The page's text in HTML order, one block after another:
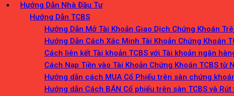
Hướng Dẫn Nhà Đầu Tư
Hướng Dẫn TCBS
Hướng Dẫn Mở Tài Khoản Giao Dịch Chứng Khoán
Hướng Dẫn Cách Xác Minh Tài Khoản Chứng Khoán
Cách liên kết Tài khoản TCBS với Tài khoản ngân
Cách Nạp Tiền vào Tài Khoản Chứng Khoán TCBS từ
Hướng dẫn cách MUA Cổ Phiếu trên sàn chứng
Hướng dẫn Cách BÁN Cổ phiếu trên sàn TCBS và